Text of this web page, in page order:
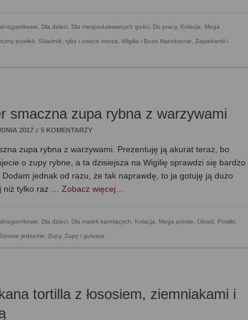
, Dla dzieci, Dla niespodziewanych gości, Do pracy, Kolacja, Mega
posiłek, Składnik: ryby i owoce morza, Wigilia i Boże Narodzenie, Zapiekanki i
smaczna zupa rybna z warzywami
2017 z5 KOMENTARZY
zupa rybna z warzywami. Prezentuję ją akurat teraz, bo
o zupy rybne, a ta dzisiejsza na Wigilię sprawdzi się bardzo
Dodam jednak od razu, że tak naprawdę, to ja gotuję ją dużo
niż tylko raz …Zobacz więcej…
, Dla dzieci, Dla matek karmiących, Kolacja, Mega proste, Obiad, Posiłki,
jedzenie, Zupy, Zupy i gulasze
tortilla z łososiem, ziemniakami i